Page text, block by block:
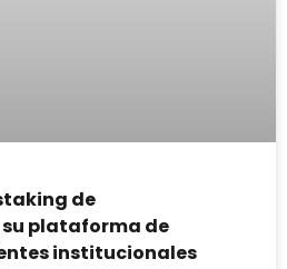
de
plataforma de
institucionales